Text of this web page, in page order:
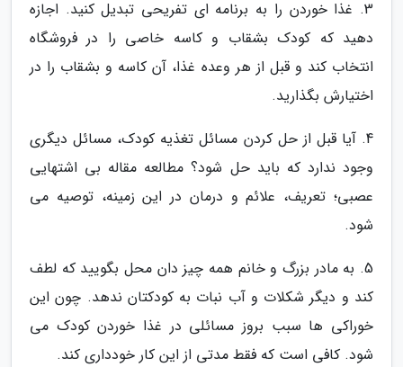
3. غذا خوردن را به برنامه ای تفریحی تبدیل کنید. اجازه
دهید که کودک بشقاب و کاسه خاصی را در فروشگاه
انتخاب کند و قبل از هر وعده غذا، آن کاسه و بشقاب را در
اختیارش بگذارید.
4. آیا قبل از حل کردن مسائل تغذیه کودک، مسائل دیگری
وجود ندارد که باید حل شود؟ مطالعه مقاله بی اشتهایی
عصبی؛ تعریف، علائم و درمان در این زمینه، توصیه می
شود.
5. به مادر بزرگ و خانم همه چیز دان محل بگویید که لطف
کند و دیگر شکلات و آب نبات به کودکتان ندهد. چون این
خوراکی ها سبب بروز مسائلی در غذا خوردن کودک می
شود. کافی است که فقط مدتی از این کار خودداری کند.